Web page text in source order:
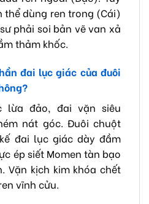
thể dùng ren trong (Cái)
phải soi bản vẽ van xả
thảm khốc.
đai lục giác của đuôi
lừa đảo, đai vặn siêu
nát góc. Đuôi chuột
đai lục giác dày đầm
ép siết Momen tàn bạo
Vặn kịch kim khóa chết
vĩnh cửu.